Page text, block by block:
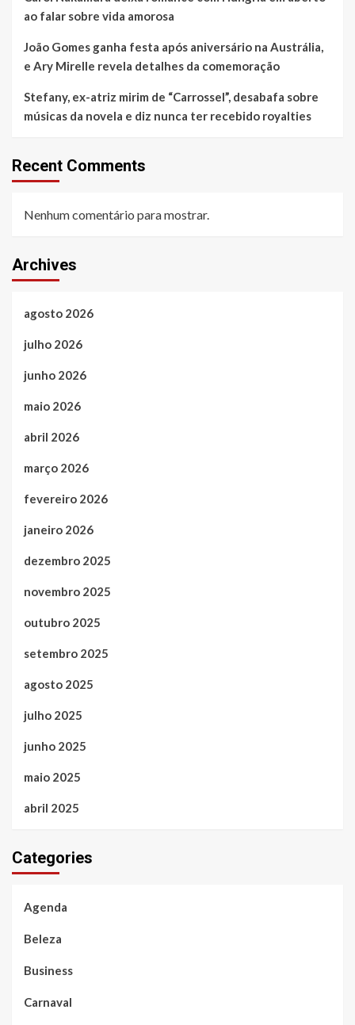
ao falar sobre vida amorosa
João Gomes ganha festa após aniversário na Austrália,
e Ary Mirelle revela detalhes da comemoração
Stefany, ex-atriz mirim de “Carrossel”, desabafa sobre
músicas da novela e diz nunca ter recebido royalties
Recent Comments
Nenhum comentário para mostrar.
Archives
agosto 2026
julho 2026
junho 2026
maio 2026
abril 2026
março 2026
fevereiro 2026
janeiro 2026
dezembro 2025
novembro 2025
outubro 2025
setembro 2025
agosto 2025
julho 2025
junho 2025
maio 2025
abril 2025
Categories
Agenda
Beleza
Business
Carnaval